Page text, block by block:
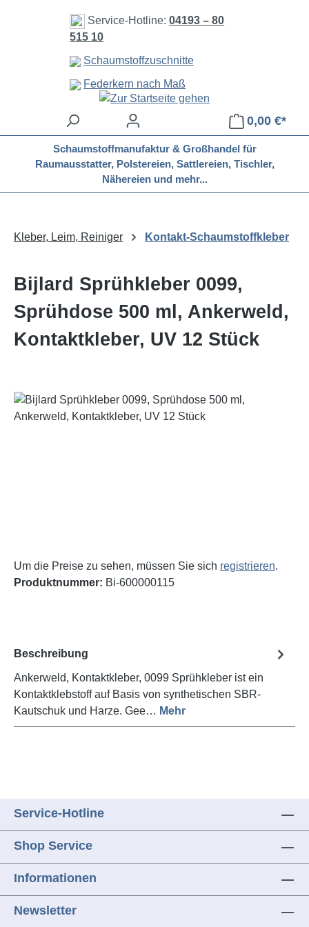
Zum Hauptinhalt springen
Service-Hotline:04193 – 80
515 10
Schaumstoffzuschnitte
Federkern nach Maß
0,00 €*
Schaumstoffmanufaktur & Großhandel für
Raumausstatter, Polstereien, Sattlereien, Tischler,
Nähereien und mehr...
Kleber, Leim, Reiniger Kontakt-Schaumstoffkleber
Bijlard Sprühkleber 0099,
Sprühdose 500 ml, Ankerweld,
Kontaktkleber, UV 12 Stück
Bildergalerie überspringen
Um die Preise zu sehen, müssen Sie sich registrieren.
Produktnummer: Bi-600000115
Beschreibung
Ankerweld, Kontaktkleber, 0099 Sprühkleber ist ein
Kontaktklebstoff auf Basis von synthetischen SBR-
Kautschuk und Harze. Gee… Mehr
Service-Hotline
Shop Service
Informationen
Newsletter